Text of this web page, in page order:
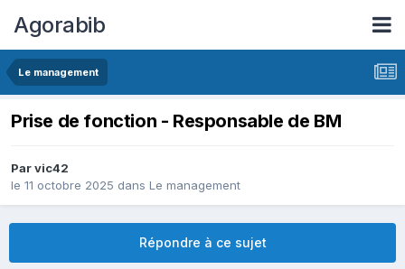
Agorabib
Le management
Prise de fonction - Responsable de BM
Par vic42
le 11 octobre 2025 dans Le management
Répondre à ce sujet